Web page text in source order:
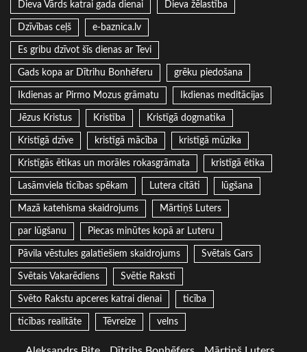
Dieva Vārds katrai gada dienai Dieva žēlastība
Dzīvības ceļš e-baznica.lv
Es gribu dzīvot šīs dienas ar Tevi
Gads kopa ar Dītrihu Bonhēferu grēku piedošana
Ikdienas ar Pirmo Mozus grāmatu Ikdienas meditācijas
Jēzus Kristus Kristība Kristīgā dogmatika
Kristīgā dzīve kristīgā mācība kristīgā mūzika
Kristīgās ētikas un morāles rokasgrāmata kristīgā ētika
Lasāmviela ticības spēkam Lutera citāti lūgšana
Mazā katehisma skaidrojums Mārtiņš Luters
par lūgšanu Piecas minūtes kopā ar Luteru
Pāvila vēstules galatiešiem skaidrojums Svētais Gars
Svētais Vakarēdiens Svētie Raksti
Svēto Rakstu apceres katrai dienai ticība
ticības realitāte Tēvreize velns